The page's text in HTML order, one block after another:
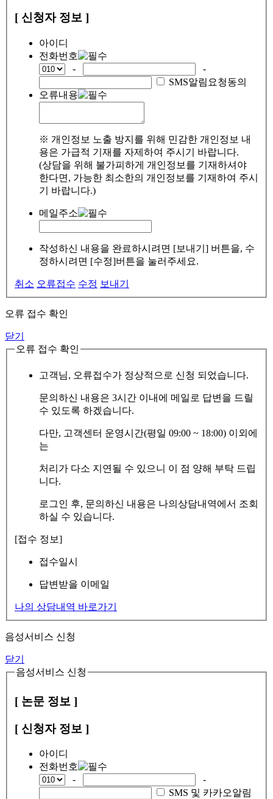
[ 신청자 정보 ]
아이디
전화번호
-
-
SMS알림요청동의
오류내용
※ 개인정보 노출 방지를 위해 민감한 개인정보 내
용은 가급적 기재를 자제하여 주시기 바랍니다.
(상담을 위해 불가피하게 개인정보를 기재하셔야
한다면, 가능한 최소한의 개인정보를 기재하여 주시
기 바랍니다.)
메일주소
작성하신 내용을 완료하시려면 [보내기] 버튼을, 수
정하시려면 [수정]버튼을 눌러주세요.
취소 오류접수 수정 보내기
오류 접수 확인
닫기
오류 접수 확인
고객님, 오류접수가 정상적으로 신청 되었습니다.
문의하신 내용은 3시간 이내에 메일로 답변을 드릴
수 있도록 하겠습니다.
다만, 고객센터 운영시간(평일 09:00 ~ 18:00) 이외에
는
처리가 다소 지연될 수 있으니 이 점 양해 부탁 드립
니다.
로그인 후, 문의하신 내용은 나의상담내역에서 조회
하실 수 있습니다.
[접수 정보]
접수일시
답변받을 이메일
나의 상담내역 바로가기
음성서비스 신청
닫기
음성서비스 신청
[ 논문 정보 ]
[ 신청자 정보 ]
아이디
전화번호
-
-
SMS 및 카카오알림